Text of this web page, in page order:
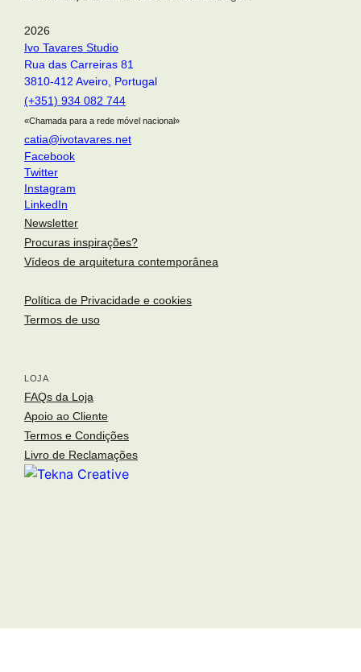
2026
Ivo Tavares Studio
Rua das Carreiras 81
3810-412 Aveiro, Portugal
(+351) 934 082 744
«Chamada para a rede móvel nacional»
catia@ivotavares.net
Facebook
Twitter
Instagram
LinkedIn
Newsletter
Procuras inspirações?
Vídeos de arquitetura contemporânea
Política de Privacidade e cookies
Termos de uso
LOJA
FAQs da Loja
Apoio ao Cliente
Termos e Condições
Livro de Reclamações